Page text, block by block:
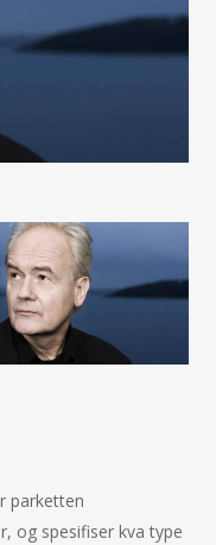
parketten
og spesifiser kva type